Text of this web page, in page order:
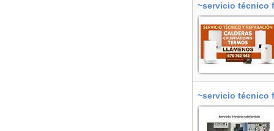
~servicio técnico
~servicio técnico